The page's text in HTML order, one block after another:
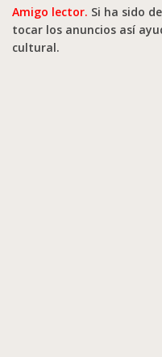
Amigo lector. Si ha sido
tocar los anuncios así
cultural.